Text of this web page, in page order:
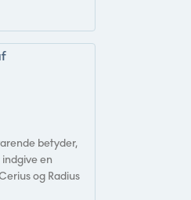
betyder,
en
og Radius